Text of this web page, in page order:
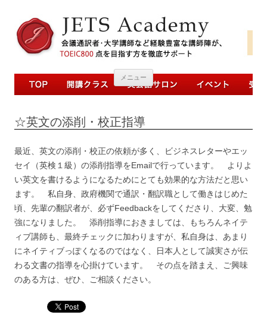
メニュー コンテンツへ移動
☆英文の添削・校正指導
最近、英文の添削・校正の依頼が多く、ビジネスレターやエッ
セイ（英検１級）の添削指導をEmailで行っています。 よりよ
い英文を書けるようになるためにとても効果的な方法だと思い
ます。 私自身、政府機関で通訳・翻訳職として働きはじめた
頃、先輩の翻訳者が、必ずFeedbackをしてくださり、大変、勉
強になりました。 添削指導におきましては、もちろんネイテ
ィブ講師も、最終チェックに加わりますが、私自身は、あまり
にネイティブっぽくなるのではなく、日本人として誠実さが伝
わる文書の指導を心掛けています。 その点を踏まえ、ご興味
のある方は、ぜひ、ご相談ください。